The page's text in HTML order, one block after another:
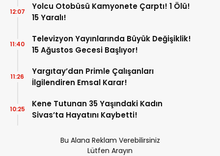
Yolcu Otobüsü Kamyonete Çarptı! 1 Ölü!
15 Yaralı!
12:07
Televizyon Yayınlarında Büyük Değişiklik!
15 Ağustos Gecesi Başlıyor!
11:40
Yargıtay’dan Primle Çalışanları
İlgilendiren Emsal Karar!
11:26
Kene Tutunan 35 Yaşındaki Kadın
Sivas’ta Hayatını Kaybetti!
10:25
Bu Alana Reklam Verebilirsiniz
Lütfen Arayın